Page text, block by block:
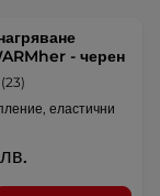
- черен
(23)
еластични